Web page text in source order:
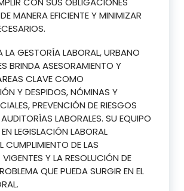
MANERA EFICIENTE Y MINIMIZAR
GESTORÍA LABORAL, URBANO
BRINDA ASESORAMIENTO Y
CLAVE COMO
Y DESPIDOS, NÓMINAS Y
PREVENCIÓN DE RIESGOS
LABORALES. SU EQUIPO
LEGISLACIÓN LABORAL
CUMPLIMIENTO DE LAS
Y LA RESOLUCIÓN DE
QUE PUEDA SURGIR EN EL